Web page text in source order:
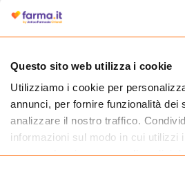
Questo sito web utilizza i cookie
Utilizziamo i cookie per
annunci, per fornire funzionalità dei
analizzare il nostro traffico.
informazioni sul modo in cui utilizzi
partner che si occupano di analisi
autorizzata dal Ministero della Salute a
medicinali.